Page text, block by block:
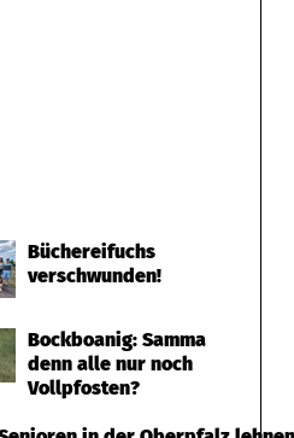
Büchereifuchs
verschwunden!
Bockboanig: Samma
denn alle nur noch
Vollpfosten?